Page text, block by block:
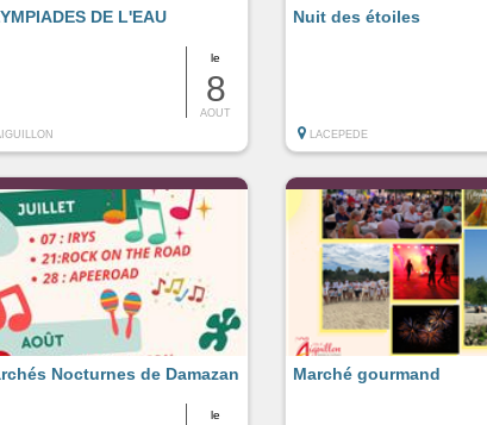
le
8
AOUT
DE L'EAU Nuit des étoiles
LACEPEDE
le
Nocturnes de Damazan Marché gourmand